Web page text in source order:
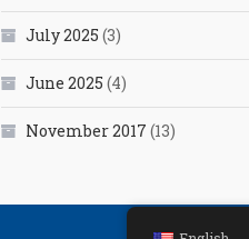
July 2025 (3)
June 2025 (4)
November 2017 (13)